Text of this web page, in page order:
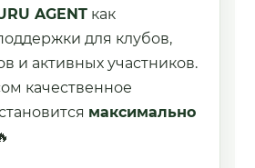
AGENT как
для клубов,
и активных участников.
качественное
максимально